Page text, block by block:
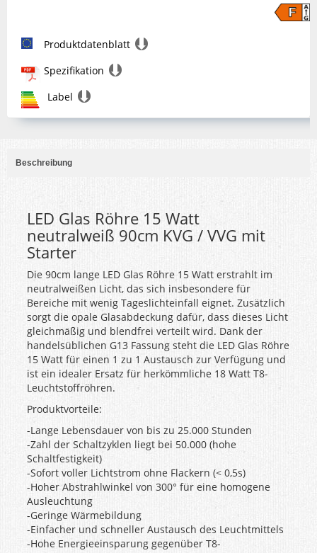
Produktdatenblatt
Spezifikation
Label
Beschreibung
LED Glas Röhre 15 Watt
neutralweiß 90cm KVG / VVG mit
Starter
Die 90cm lange LED Glas Röhre 15 Watt erstrahlt im
neutralweißen Licht, das sich insbesondere für
Bereiche mit wenig Tageslichteinfall eignet. Zusätzlich
sorgt die opale Glasabdeckung dafür, dass dieses Licht
gleichmäßig und blendfrei verteilt wird. Dank der
handelsüblichen G13 Fassung steht die LED Glas Röhre
15 Watt für einen 1 zu 1 Austausch zur Verfügung und
ist ein idealer Ersatz für herkömmliche 18 Watt T8-
Leuchtstoffröhren.
Produktvorteile:
-Lange Lebensdauer von bis zu 25.000 Stunden
-Zahl der Schaltzyklen liegt bei 50.000 (hohe
Schaltfestigkeit)
-Sofort voller Lichtstrom ohne Flackern (< 0,5s)
-Hoher Abstrahlwinkel von 300° für eine homogene
Ausleuchtung
-Geringe Wärmebildung
-Einfacher und schneller Austausch des Leuchtmittels
-Hohe Energieeinsparung gegenüber T8-